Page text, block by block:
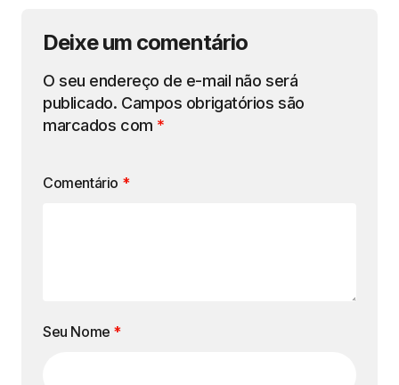
Deixe um comentário
O seu endereço de e-mail não será
publicado. Campos obrigatórios são
marcados com *
Comentário *
Seu Nome *